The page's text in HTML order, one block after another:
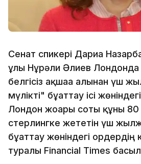
Сенат спикері Дариға
ұлы Нұрәли Әлиев Лондонда
белгісіз ақшаға алынған үш
мүлікті" бұғаттау ісі
Лондон жоғары соты құны
стерлингке жететін үш
бұғаттау жөніндегі
туралы Financial Times